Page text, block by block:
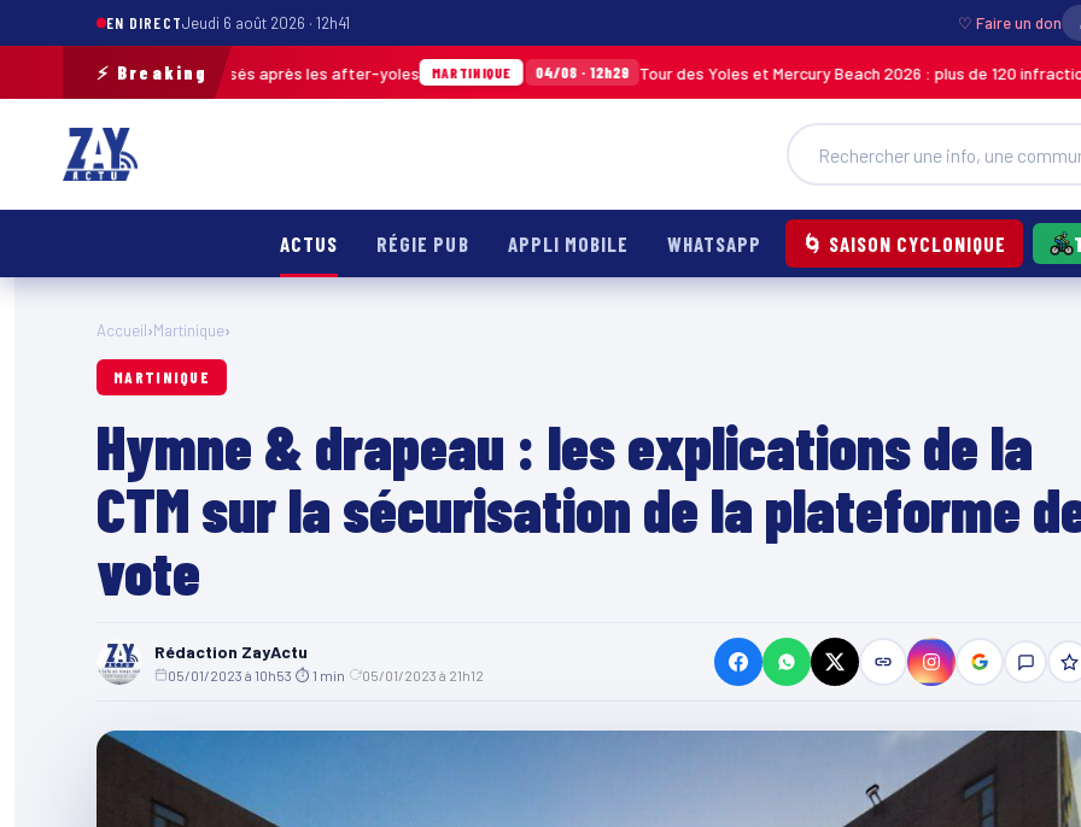
EN DIRECTJeudi 6 août 2026 · 12h41 ♡ Faire un don
⚡ Breaking
déchets ramassés après les after-yoles MARTINIQUE 04/08 · 12h29 Tour des Yoles et Mercury Beach 2026 : plus de 120 infractions relevées
ACTUS RÉGIE PUB APPLI MOBILE WHATSAPP 🌀 SAISON CYCLONIQUE
Accueil›Martinique›
MARTINIQUE
Hymne & drapeau : les explications de la
CTM sur la sécurisation de la plateforme
vote
Rédaction ZayActu
05/01/2023 à 10h53 ⏱ 1 min 05/01/2023 à 21h12